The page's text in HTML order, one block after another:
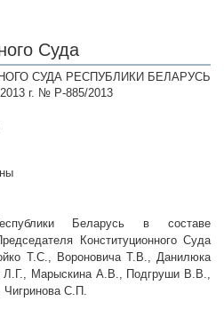
Суда
СУДА РЕСПУБЛИКИ БЕЛАРУСЬ
г. № Р-885/2013
Беларусь в составе
Конституционного Суда
Т.С., Вороновича Т.В., Данилюка
Марыскина А.В., Подгруши В.В.,
Чигринова С.П.